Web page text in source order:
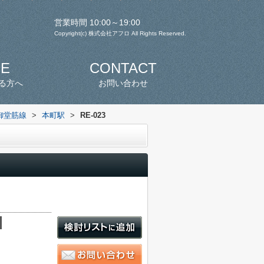
営業時間 10:00～19:00
Copyright(c) 株式会社アフロ All Rights Reserved.
方へ
CONTACT
お問い合わせ
堂筋線 > 本町駅 > RE-023